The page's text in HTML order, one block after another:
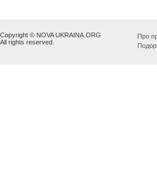
Copyright © NOVA UKRAINA.ORG
All rights reserved.
Про